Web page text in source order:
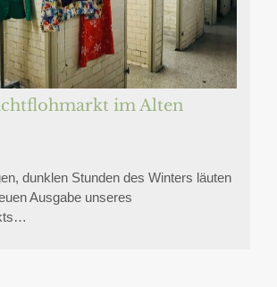
im Alten
dunklen Stunden des Winters läuten
Ausgabe unseres